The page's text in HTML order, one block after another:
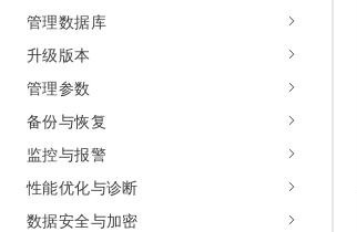
管理数据库
升级版本
管理参数
备份与恢复
监控与报警
性能优化与诊断
数据安全与加密